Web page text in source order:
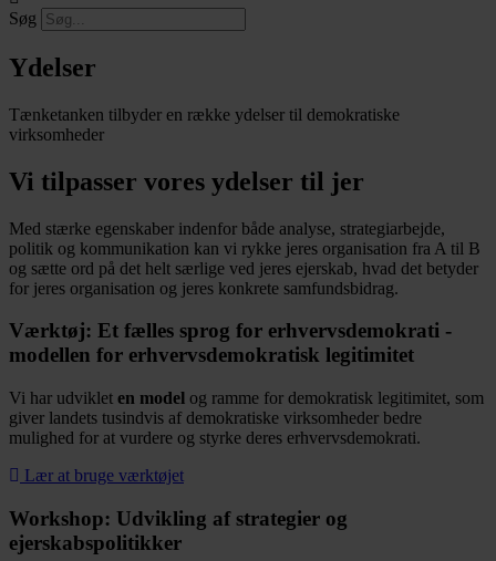
Søg
Ydelser
Tænketanken tilbyder en række ydelser til demokratiske
virksomheder
Vi tilpasser vores ydelser til jer
Med stærke egenskaber indenfor både analyse, strategiarbejde,
politik og kommunikation kan vi rykke jeres organisation fra A til B
og sætte ord på det helt særlige ved jeres ejerskab, hvad det betyder
for jeres organisation og jeres konkrete samfundsbidrag.
Værktøj: Et fælles sprog for erhvervsdemokrati -
modellen for erhvervsdemokratisk legitimitet
Vi har udviklet en model og ramme for demokratisk legitimitet, som
giver landets tusindvis af demokratiske virksomheder bedre
mulighed for at vurdere og styrke deres erhvervsdemokrati.
Lær at bruge værktøjet
Workshop: Udvikling af strategier og
ejerskabspolitikker